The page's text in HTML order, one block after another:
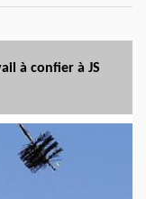
à confier à JS